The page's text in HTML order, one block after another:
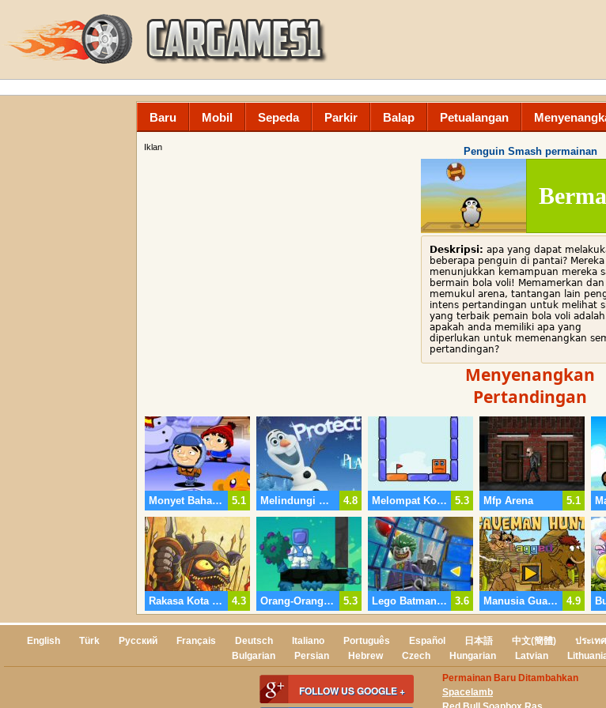
Baru Mobil Sepeda Parkir Balap Petualangan
Iklan Penguin Smash permainan
Deskripsi: apa yang dapat
beberapa penguin di pantai?
menunjukkan kemampuan mereka
bermain bola voli! Memamerkan dan
memukul arena, tantangan lain
intens pertandingan untuk melihat
yang terbaik pemain bola voli
apakah anda memiliki apa yang
diperlukan untuk memenangkan
pertandingan?
Menyenangkan
Pertandingan
5.1
Monyet Bahagia Lampu 4.8
Melindungi Olaf 5.3
Melompat Kotak Remake 5.1
Mfp Arena
4.3
Rakasa Kota Pertahanan 4 5.3
Orang-Orang Di Lawn Saya 3.6
Lego Batman Tempat Alfreds Bat Terkunci 4.9
Manusia Gua Berburu
English Türk Русский Français Deutsch Italiano Português Español 日本語 中文(簡體) ประเท
Bulgarian
Persian Hebrew Czech Hungarian Latvian
FOLLOW US GOOGLE +
Permainan Baru Ditambahkan
Spacelamb